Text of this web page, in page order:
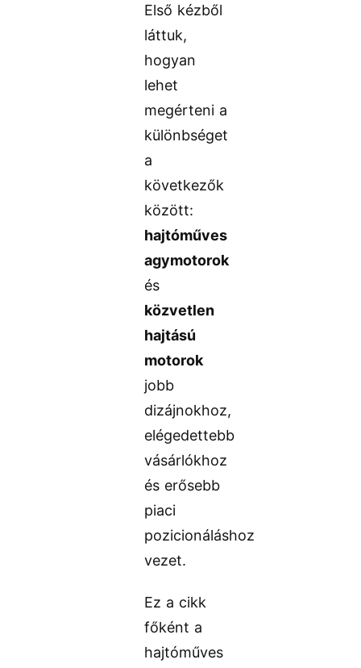
Első kézből
láttuk,
hogyan
lehet
megérteni a
különbséget
a
következők
között:
hajtóműves
agymotorok
és
közvetlen
hajtású
motorok
jobb
dizájnokhoz,
elégedettebb
vásárlókhoz
és erősebb
piaci
pozicionáláshoz
vezet.
Ez a cikk
főként a
hajtóműves